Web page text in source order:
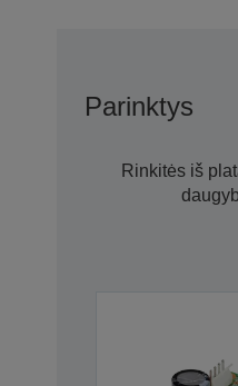
Parinktys
Rinkitės iš